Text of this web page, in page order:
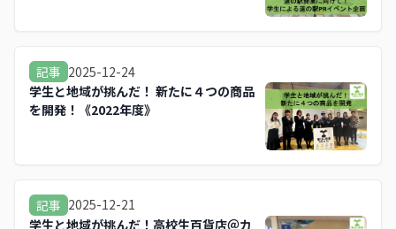
記事 2025-12-24
学生と地域が挑んだ！ 新たに４つの商品
を開発！《2022年度》
記事 2025-12-21
学生と地域が挑んだ！高校生百貨店＠カ